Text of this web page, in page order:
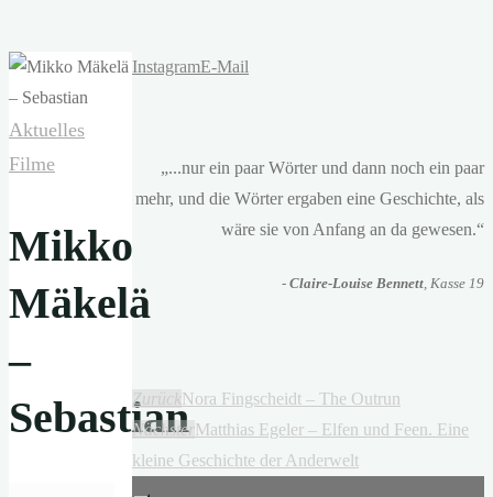
Aktuelles
Filme
Mikko
Mäkelä
–
Sebastian
InstagramE-Mail
„...nur ein paar Wörter und dann noch ein paar
mehr, und die Wörter ergaben eine Geschichte, als
wäre sie von Anfang an da gewesen.“
- Claire-Louise Bennett, Kasse 19
ZurückNora Fingscheidt – The Outrun
NächsterMatthias Egeler – Elfen und Feen. Eine
kleine Geschichte der Anderwelt